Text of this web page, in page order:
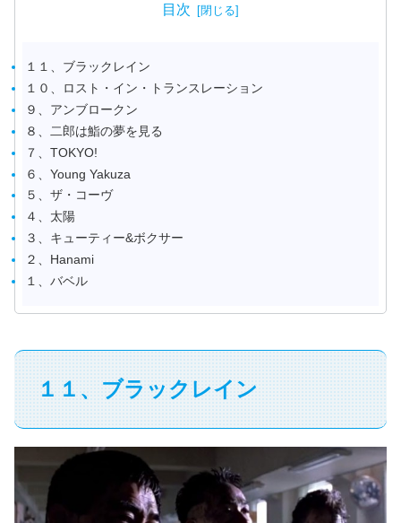
目次
１１、ブラックレイン
１０、ロスト・イン・トランスレーション
９、アンブロークン
８、二郎は鮨の夢を見る
７、TOKYO!
６、Young Yakuza
５、ザ・コーヴ
４、太陽
３、キューティー&ボクサー
２、Hanami
１、バベル
１１、ブラックレイン